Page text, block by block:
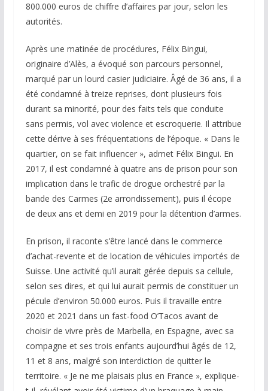
800.000 euros de chiffre d’affaires par jour, selon les
autorités.
Après une matinée de procédures, Félix Bingui,
originaire d’Alès, a évoqué son parcours personnel,
marqué par un lourd casier judiciaire. Âgé de 36 ans, il a
été condamné à treize reprises, dont plusieurs fois
durant sa minorité, pour des faits tels que conduite
sans permis, vol avec violence et escroquerie. Il attribue
cette dérive à ses fréquentations de l’époque. « Dans le
quartier, on se fait influencer », admet Félix Bingui. En
2017, il est condamné à quatre ans de prison pour son
implication dans le trafic de drogue orchestré par la
bande des Carmes (2e arrondissement), puis il écope
de deux ans et demi en 2019 pour la détention d’armes.
En prison, il raconte s’être lancé dans le commerce
d’achat-revente et de location de véhicules importés de
Suisse. Une activité qu’il aurait gérée depuis sa cellule,
selon ses dires, et qui lui aurait permis de constituer un
pécule d’environ 50.000 euros. Puis il travaille entre
2020 et 2021 dans un fast-food O’Tacos avant de
choisir de vivre près de Marbella, en Espagne, avec sa
compagne et ses trois enfants aujourd’hui âgés de 12,
11 et 8 ans, malgré son interdiction de quitter le
territoire. « Je ne me plaisais plus en France », explique-